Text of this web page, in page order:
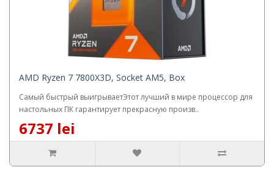
AMD Ryzen 7 7800X3D, Socket AM5, Box
Самый быстрый выигрываетЭтот лучший в мире процессор для
настольных ПК гарантирует прекрасную произв..
6737 lei